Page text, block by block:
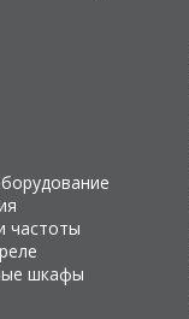
частоты
шкафы